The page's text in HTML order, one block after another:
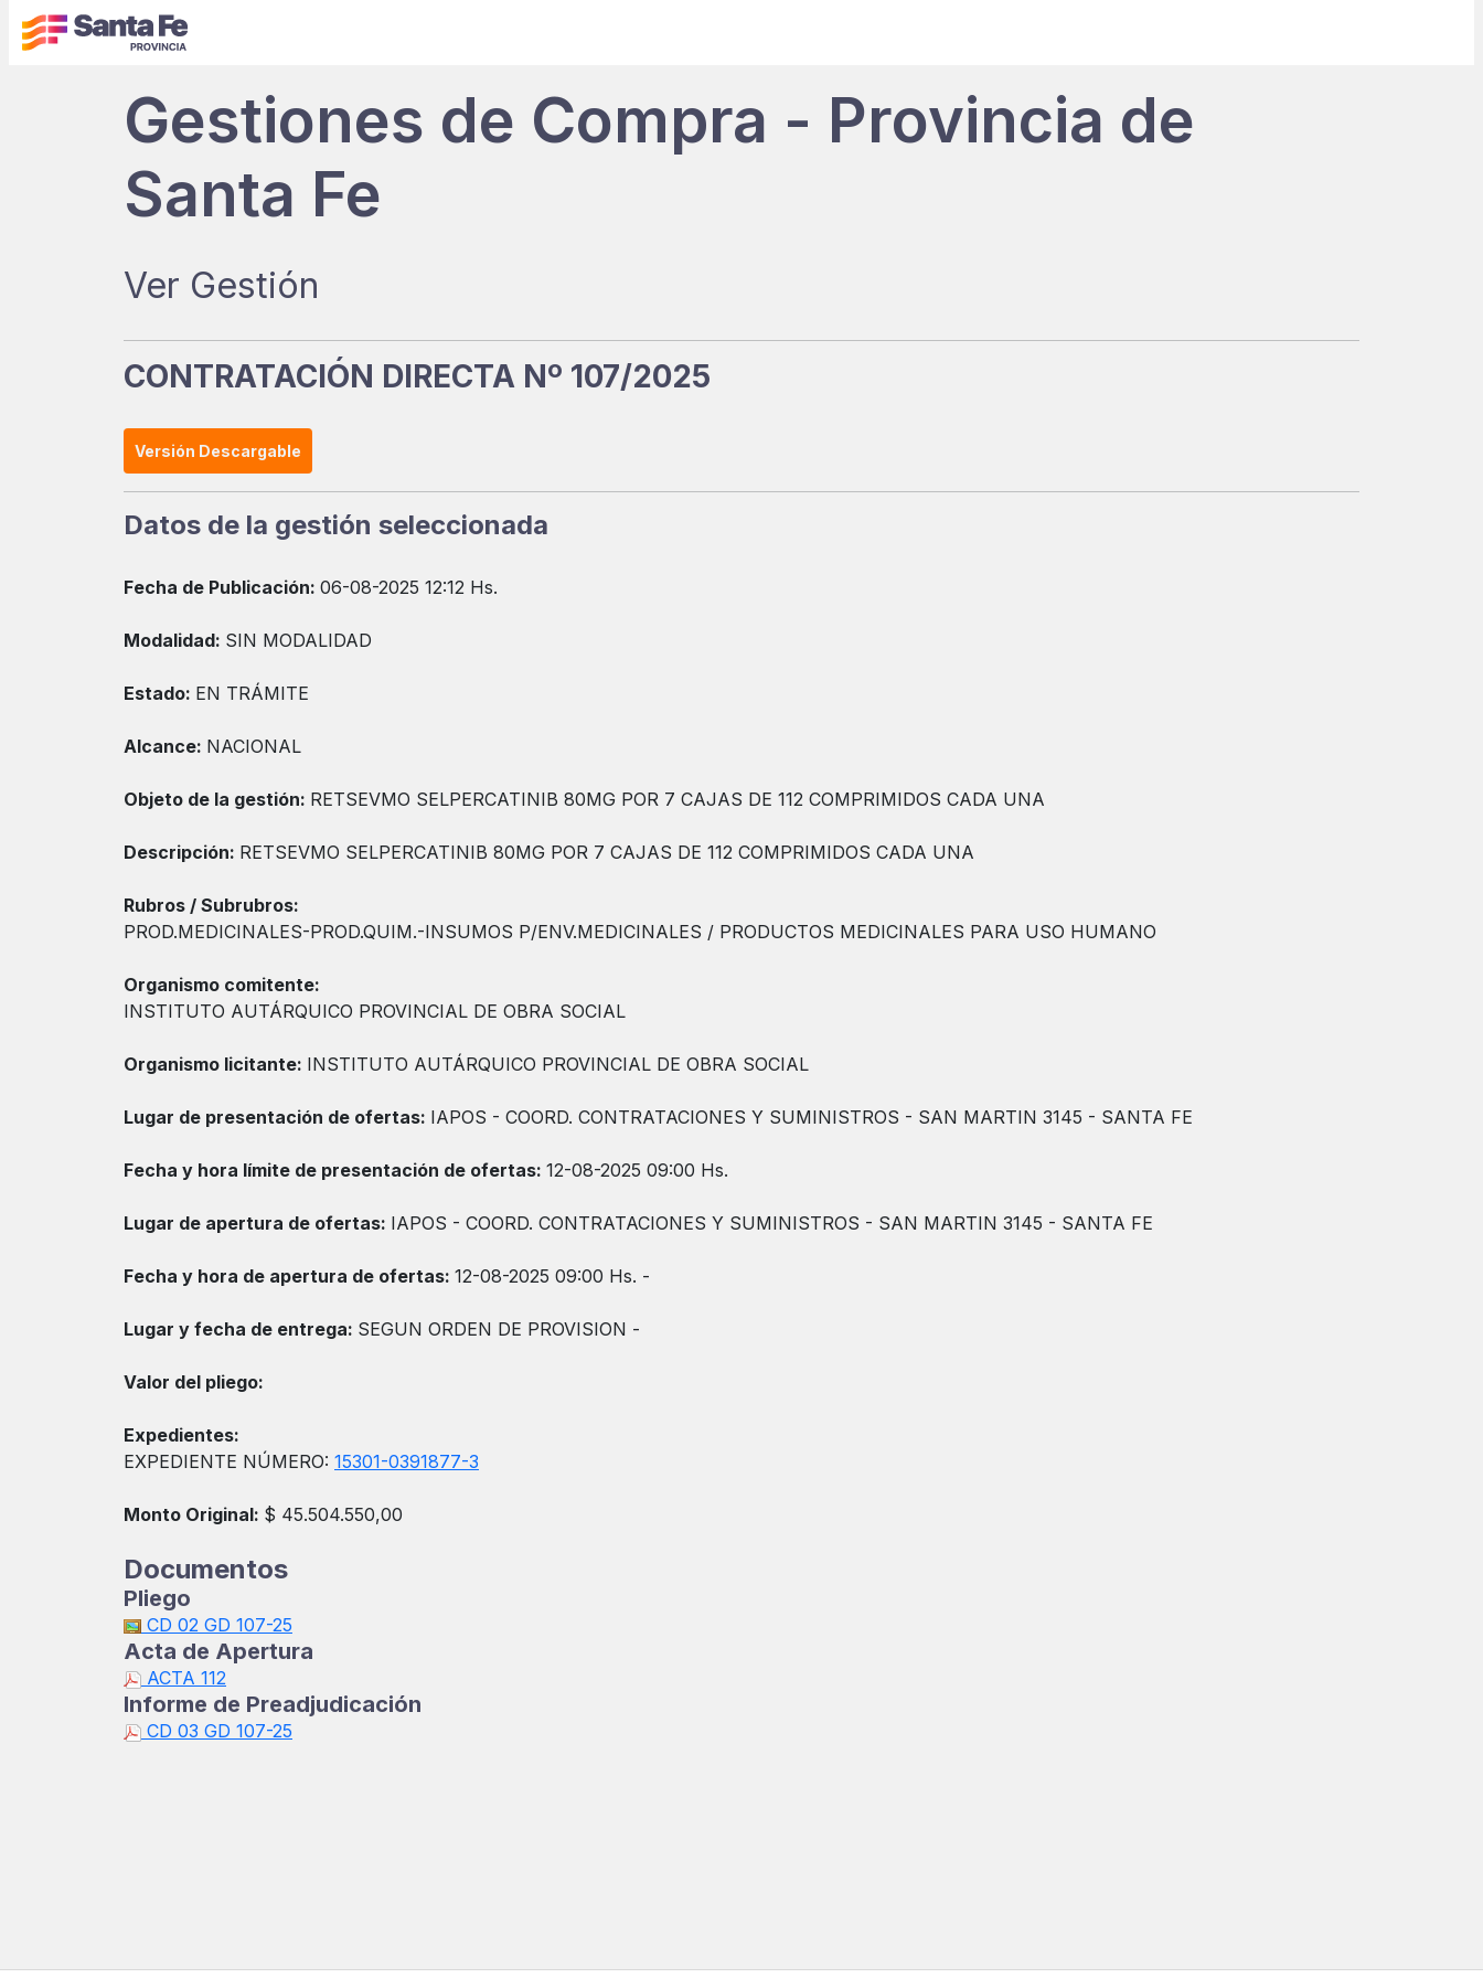
Gestiones de Compra - Provincia de
Santa Fe
Ver Gestión
CONTRATACIÓN DIRECTA Nº 107/2025
Versión Descargable
Datos de la gestión seleccionada
Fecha de Publicación: 06-08-2025 12:12 Hs.
Modalidad: SIN MODALIDAD
Estado: EN TRÁMITE
Alcance: NACIONAL
Objeto de la gestión: RETSEVMO SELPERCATINIB 80MG POR 7 CAJAS DE 112 COMPRIMIDOS CADA UNA
Descripción: RETSEVMO SELPERCATINIB 80MG POR 7 CAJAS DE 112 COMPRIMIDOS CADA UNA
Rubros / Subrubros:
PROD.MEDICINALES-PROD.QUIM.-INSUMOS P/ENV.MEDICINALES / PRODUCTOS MEDICINALES PARA USO HUMANO
Organismo comitente:
INSTITUTO AUTÁRQUICO PROVINCIAL DE OBRA SOCIAL
Organismo licitante: INSTITUTO AUTÁRQUICO PROVINCIAL DE OBRA SOCIAL
Lugar de presentación de ofertas: IAPOS - COORD. CONTRATACIONES Y SUMINISTROS - SAN MARTIN 3145 - SANTA FE
Fecha y hora límite de presentación de ofertas: 12-08-2025 09:00 Hs.
Lugar de apertura de ofertas: IAPOS - COORD. CONTRATACIONES Y SUMINISTROS - SAN MARTIN 3145 - SANTA FE
Fecha y hora de apertura de ofertas: 12-08-2025 09:00 Hs. -
Lugar y fecha de entrega: SEGUN ORDEN DE PROVISION -
Valor del pliego:
Expedientes:
EXPEDIENTE NÚMERO: 15301-0391877-3
Monto Original: $ 45.504.550,00
Documentos
Pliego
CD 02 GD 107-25
Acta de Apertura
ACTA 112
Informe de Preadjudicación
CD 03 GD 107-25